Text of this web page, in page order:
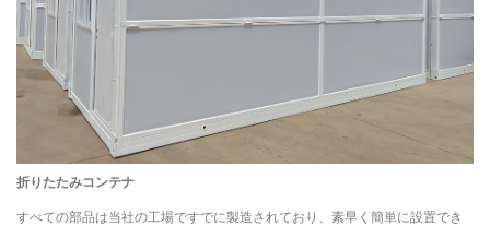
折りたたみコンテナ
すべての部品は当社の工場ですでに製造されており、素早く簡単に設置でき